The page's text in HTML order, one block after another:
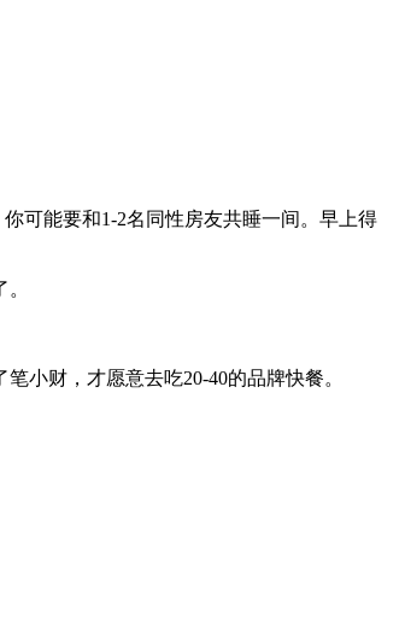
可能要和1-2名同性房友共睡一间。早上得
小财，才愿意去吃20-40的品牌快餐。